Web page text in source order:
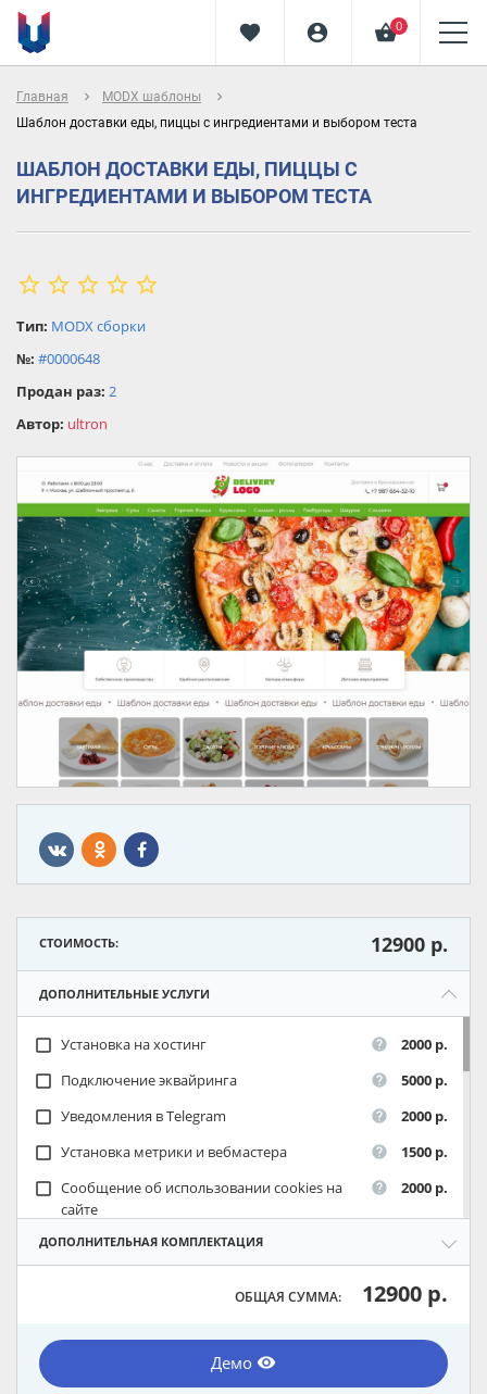
favorite account_circle shopping_basket0
Главная navigate_next MODX шаблоны
navigate_next
Шаблон доставки еды, пиццы с ингредиентами и выбором теста
ШАБЛОН ДОСТАВКИ ЕДЫ, ПИЦЦЫ С
ИНГРЕДИЕНТАМИ И ВЫБОРОМ ТЕСТА
star_border star_border star_border star_border star_border
star
star
star
Тип: MODX сборки
№: #0000648
Продан раз: 2
Автор: ultron
СТОИМОСТЬ: 12900 р.
ДОПОЛНИТЕЛЬНЫЕ УСЛУГИ
check_box_outline_blank Установка на хостинг help
2000 р.
check_box_outline_blank Подключение эквайринга help
5000 р.
check_box_outline_blank Уведомления в Telegram help
2000 р.
check_box_outline_blank Установка метрики и вебмастера help
1500 р.
check_box_outline_blank Сообщение об использовании cookies на
сайте
help 2000 р.
ДОПОЛНИТЕЛЬНАЯ КОМПЛЕКТАЦИЯ
ОБЩАЯ СУММА: 12900 р.
Демо remove_red_eye